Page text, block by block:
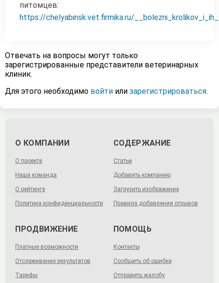
питомцев:
https://chelyabinsk.vet.firmika.ru/
Отвечать на вопросы могут только
зарегистрированные представители ветеринарных
клиник.
Для этого необходимо войти или зарегистрироваться.
О КОМПАНИИ
О проекте
Наша команда
О рейтинге
Политика конфиденциальности
СОДЕРЖАНИЕ
Статьи
Добавить компанию
Загрузить изображение
Правила добавления отзывов
ПРОДВИЖЕНИЕ
Платные возможности
Отслеживание результатов
Тарифы
ПОМОЩЬ
Контакты
Сообщить об ошибке
Отправить жалобу